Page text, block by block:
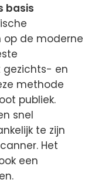
basis
op de moderne
gezichts- en
methode
publiek.
snel
te zijn
Het
een